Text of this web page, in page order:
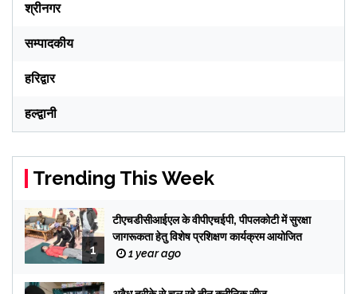
श्रीनगर
सम्पादकीय
हरिद्वार
हल्द्वानी
Trending This Week
1
टीएचडीसीआईएल के वीपीएचईपी, पीपलकोटी में सुरक्षा
जागरूकता हेतु विशेष प्रशिक्षण कार्यक्रम आयोजित
1 year ago